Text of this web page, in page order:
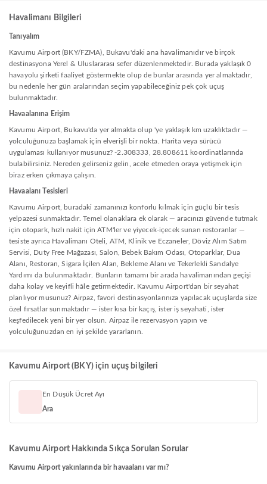
Havalimanı Bilgileri
Tanıyalım
Kavumu Airport (BKY/FZMA), Bukavu'daki ana havalimanıdır ve birçok
destinasyona Yerel & Uluslararası sefer düzenlenmektedir. Burada yaklaşık 0
havayolu şirketi faaliyet göstermekte olup de bunlar arasında yer almaktadır,
bu nedenle her gün aralarından seçim yapabileceğiniz pek çok uçuş
bulunmaktadır.
Havaalanına Erişim
Kavumu Airport, Bukavu'da yer almakta olup 'ye yaklaşık km uzaklıktadır —
yolculuğunuza başlamak için elverişli bir nokta. Harita veya sürücü
uygulaması kullanıyor musunuz? -2.308333, 28.808611 koordinatlarında
bulabilirsiniz. Nereden gelirseniz gelin, acele etmeden oraya yetişmek için
biraz erken çıkmaya çalışın.
Havaalanı Tesisleri
Kavumu Airport, buradaki zamanınızı konforlu kılmak için güçlü bir tesis
yelpazesi sunmaktadır. Temel olanaklara ek olarak — aracınızı güvende tutmak
için otopark, hızlı nakit için ATM'ler ve yiyecek-içecek sunan restoranlar —
tesiste ayrıca Havalimanı Oteli, ATM, Klinik ve Eczaneler, Döviz Alım Satım
Servisi, Duty Free Mağazası, Salon, Bebek Bakım Odası, Otoparklar, Dua
Alanı, Restoran, Sigara İçilen Alan, Bekleme Alanı ve Tekerlekli Sandalye
Yardımı da bulunmaktadır. Bunların tamamı bir arada havalimanından geçişi
daha kolay ve keyifli hâle getirmektedir. Kavumu Airport'dan bir seyahat
planlıyor musunuz? Airpaz, favori destinasyonlarınıza yapılacak uçuşlarda size
özel fırsatlar sunmaktadır — ister kısa bir kaçış, ister iş seyahati, ister
keşfedilecek yeni bir yer olsun. Airpaz ile rezervasyon yapın ve
yolculuğunuzdan en iyi şekilde yararlanın.
Kavumu Airport (BKY) için uçuş bilgileri
En Düşük Ücret Ayı
Ara
Kavumu Airport Hakkında Sıkça Sorulan Sorular
Kavumu Airport yakınlarında bir havaalanı var mı?